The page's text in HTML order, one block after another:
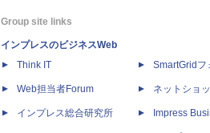
Group site links
インプレスのビジネスWeb
Think IT
Web担当者Forum
インプレス総合研究所
SmartGridフ
ネットショ
Impress